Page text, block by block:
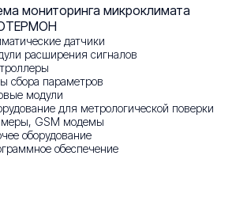
мониторинга микроклимата
датчики
расширения сигналов
сбора параметров
модули
для метрологической поверки
GSM модемы
оборудование
обеспечение
Каталог / Система мониторинга